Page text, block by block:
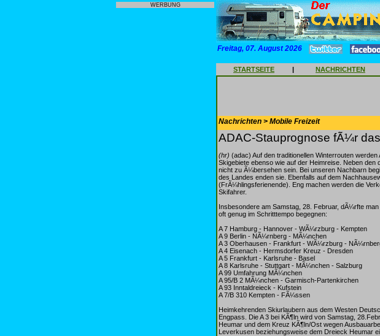
WERBUNG
Freitag, 07. August 2026
STARTSEITE | NACHRICHTEN
Nachrichten > Mobile Freizeit
ADAC-Stauprognose fÃ¼r
(hr) (adac) Auf den traditionellen Winterrouten
Skigebiete ebenso wie auf der Heimreise. Neben
nicht zu Ã¼bersehen sein. Bei unseren Nachbarn
des Landes enden sie. Ebenfalls auf dem
(FrÃ¼hlingsferienende). Eng machen werden die
Skifahrer.
Insbesondere am Samstag, 28. Februar, dÃ¼rfte
oft genug im Schritttempo begegnen:
A 7 Hamburg - Hannover - WÃ¼rzburg - Kempten
A 9 Berlin - NÃ¼rnberg - MÃ¼nchen
A 3 Oberhausen - Frankfurt - WÃ¼rzburg -
A 4 Eisenach - Hermsdorfer Kreuz - Dresden
A 5 Frankfurt - Karlsruhe - Basel
A 8 Karlsruhe - Stuttgart - MÃ¼nchen - Salzburg
A 99 Umfahrung MÃ¼nchen
A 95/B 2 MÃ¼nchen - Garmisch-Partenkirchen
A 93 Inntaldreieck - Kufstein
A 7/B 310 Kempten - FÃ¼ssen
Heimkehrenden Skiurlaubern aus dem Westen
Engpass. Die A 3 bei KÃ¶ln wird von Samstag,
Heumar und dem Kreuz KÃ¶ln/Ost wegen
Leverkusen beziehungsweise dem Dreieck Heumar